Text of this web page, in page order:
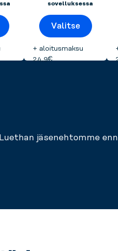
sovelluksessa
Valitse
+ aloitusmaksu
24,9€
jäsenehtomme